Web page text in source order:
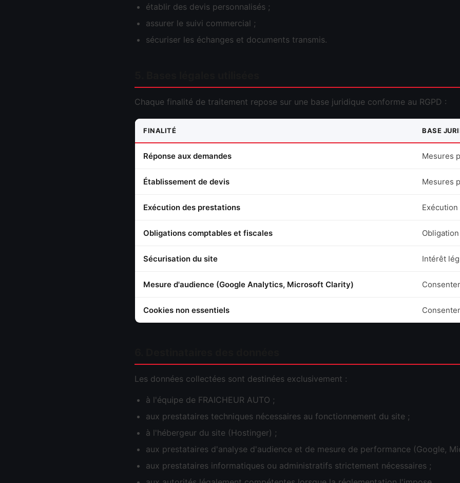
établir des devis personnalisés ;
assurer le suivi commercial ;
sécuriser les échanges et documents transmis.
Chaque finalité de traitement repose sur une base juridique conforme au RGPD :
FINALITÉ BASE
Réponse aux demandes Mesures
Établissement de devis Mesures
Exécution des prestations
Obligations comptables et fiscales
Sécurisation du site Intérêt
Mesure d'audience (Google Analytics, Microsoft Clarity)
Cookies non essentiels
Les données collectées sont destinées exclusivement :
à l'équipe de FRAICHEUR AUTO ;
aux prestataires techniques nécessaires au fonctionnement du site ;
à l'hébergeur du site (Hostinger) ;
aux prestataires d'analyse d'audience et de mesure de performance (Google,
aux prestataires informatiques ou administratifs strictement nécessaires ;